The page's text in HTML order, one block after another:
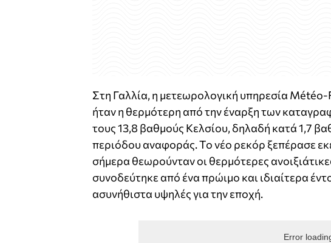
Στη Γαλλία, η μετεωρολογική υπηρεσία
ήταν η θερμότερη από την έναρξη των
τους 13,8 βαθμούς Κελσίου, δηλαδή κατά 1,7
περιόδου αναφοράς. Το νέο ρεκόρ ξεπέρασε
σήμερα θεωρούνταν οι θερμότερες
συνοδεύτηκε από ένα πρώιμο και ιδιαίτερα
ασυνήθιστα υψηλές για την εποχή.
Error